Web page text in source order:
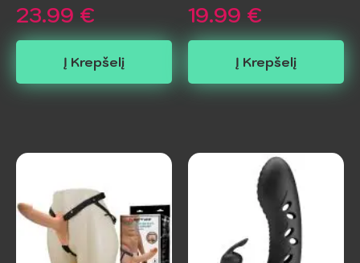
23.99 €
Į Krepšelį
19.99 €
Į Krepšelį